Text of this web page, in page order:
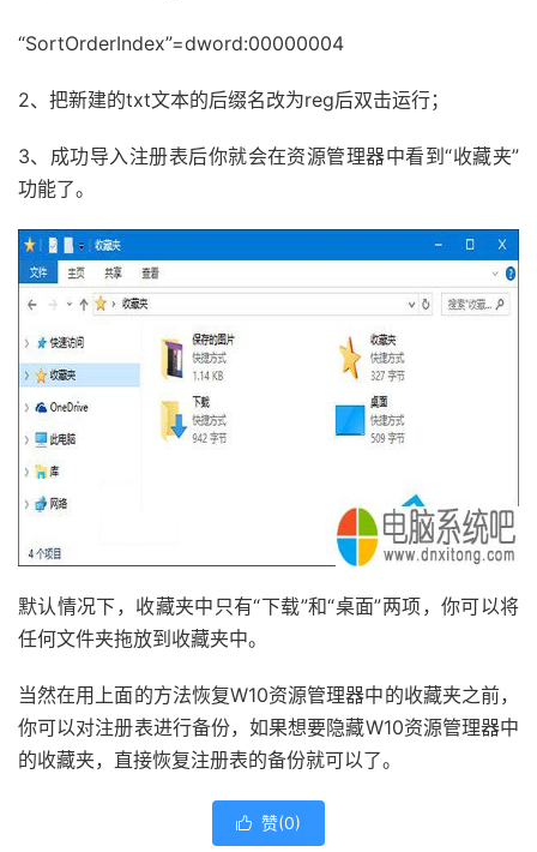
“SortOrderIndex”=dword:00000004
2、把新建的txt文本的后缀名改为reg后双击运行；
3、成功导入注册表后你就会在资源管理器中看到“收藏夹”
功能了。
默认情况下，收藏夹中只有“下载”和“桌面”两项，你可以将
任何文件夹拖放到收藏夹中。
当然在用上面的方法恢复W10资源管理器中的收藏夹之前，
你可以对注册表进行备份，如果想要隐藏W10资源管理器中
的收藏夹，直接恢复注册表的备份就可以了。
 赞(0)